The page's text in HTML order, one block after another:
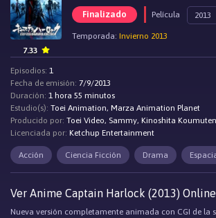
Finalizado Película 2013
Temporada: Invierno 2013
7.33
Episodios: 1
Fecha de emisión: 7/9/2013
Duración: 1 hora 55 minutos
Estudio(s): Toei Animation, Marza Animation Planet
Producido por: Toei Video, Sammy, Kinoshita Koumuten
Licenciada por: Ketchup Entertainment
Acción Ciencia Ficción Drama
Ver Anime Captain Harlock (2013)
Nueva versión completamente animada con CGI de la